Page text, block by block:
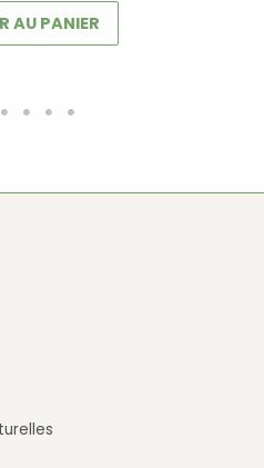
AU PANIER